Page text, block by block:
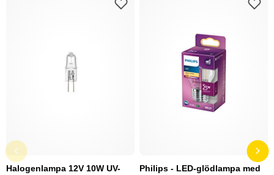
Halogenlampa 12V 10W UV-
Philips - LED-glödlampa med